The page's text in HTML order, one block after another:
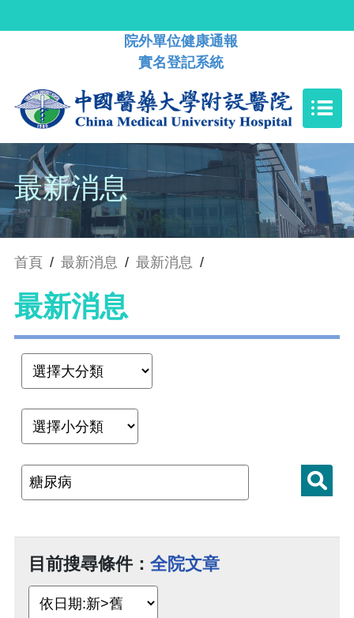
院外單位健康通報
實名登記系統
最新消息
首頁 / 最新消息 / 最新消息 /
最新消息
目前搜尋條件： 全院文章